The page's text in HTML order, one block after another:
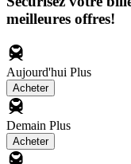
meilleures offres!
Aujourd'hui Plus
Acheter
Demain Plus
Acheter